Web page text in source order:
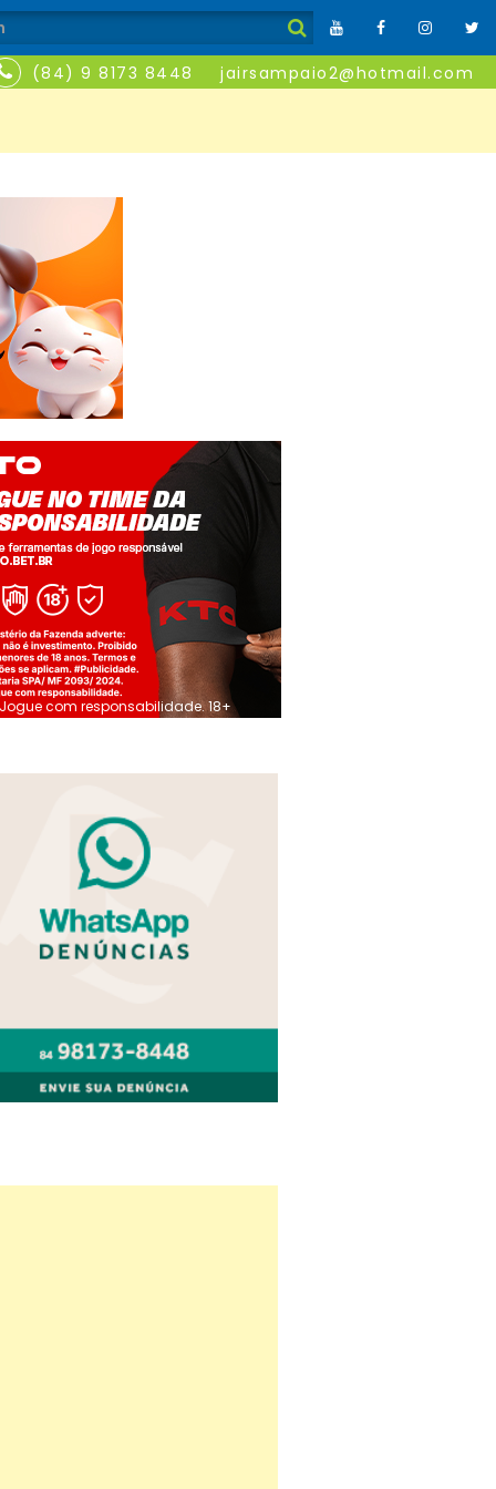
(84) 9 8173 8448 jairsampaio2@hotmail.com
Jogue com responsabilidade. 18+